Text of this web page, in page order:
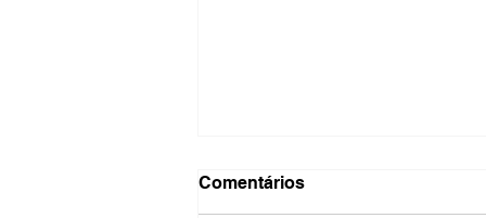
Comentários